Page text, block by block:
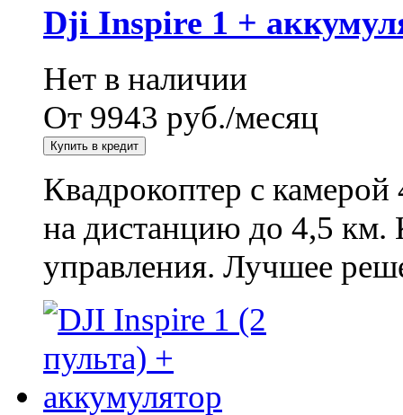
Dji Inspire 1 +
Нет в наличии
От 9943 руб./месяц
Квадрокоптер с
на дистанцию до 4,5 км.
управления. Лучшее